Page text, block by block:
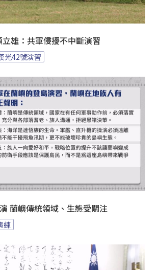
雄：共軍侵擾不中斷演習
光42號演習
蘭嶼傳統領域、生態受關注
練